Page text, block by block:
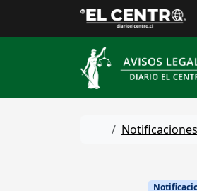
Home
Notificaciones